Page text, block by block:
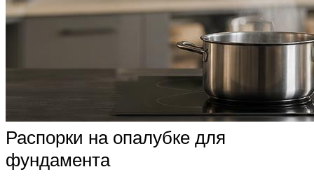
Распорки на опалубке для
фундамента